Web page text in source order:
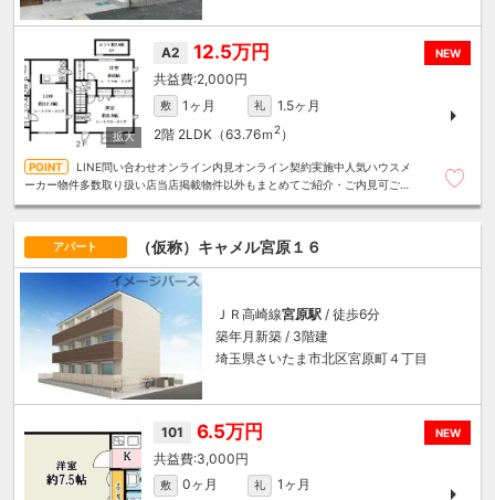
NEW
A2 12.5万円
2,000円
敷 1ヶ月 礼
1.5ヶ月
2階 2LDK（63.76ｍ 2）
LINE問い合わせオンライン内見オンライン契約実施中人気ハウスメ
ーカー物件多数取り扱い店当店掲載物件以外もまとめてご紹介・ご内見可ご予
アパート （仮称）キャメル宮原１６
ＪＲ高崎線宮原駅 / 徒歩6分
築年月新築 / 3階建
埼玉県さいたま市北区宮原町４丁目
NEW
101 6.5万円
3,000円
敷 0ヶ月 礼
1ヶ月